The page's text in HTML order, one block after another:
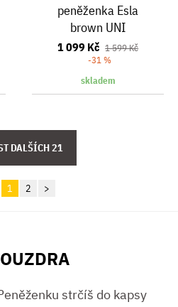
peněženka Esla
brown UNI
1 099 Kč 1 599 Kč
-31 %
skladem
1 2 >
strčíš do kapsy